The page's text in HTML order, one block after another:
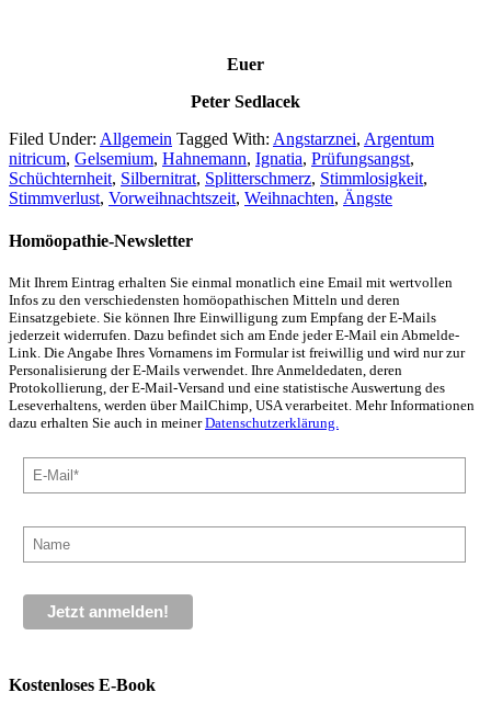
Euer
Peter Sedlacek
Filed Under: Allgemein Tagged With: Angstarznei, Argentum
nitricum, Gelsemium, Hahnemann, Ignatia, Prüfungsangst,
Schüchternheit, Silbernitrat, Splitterschmerz, Stimmlosigkeit,
Stimmverlust, Vorweihnachtszeit, Weihnachten, Ängste
Homöopathie-Newsletter
Mit Ihrem Eintrag erhalten Sie einmal monatlich eine Email mit wertvollen
Infos zu den verschiedensten homöopathischen Mitteln und deren
Einsatzgebiete. Sie können Ihre Einwilligung zum Empfang der E-Mails
jederzeit widerrufen. Dazu befindet sich am Ende jeder E-Mail ein Abmelde-
Link. Die Angabe Ihres Vornamens im Formular ist freiwillig und wird nur zur
Personalisierung der E-Mails verwendet. Ihre Anmeldedaten, deren
Protokollierung, der E-Mail-Versand und eine statistische Auswertung des
Leseverhaltens, werden über MailChimp, USA verarbeitet. Mehr Informationen
dazu erhalten Sie auch in meinerDatenschutzerklärung.
Kostenloses E-Book